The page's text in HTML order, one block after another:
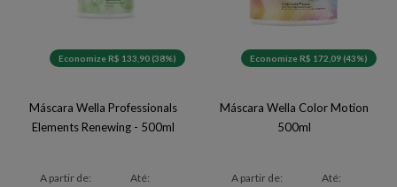
Economize R$ 133,90 (38%)
Máscara Wella Professionals
Elements Renewing - 500ml
A partir de:
Até:
Economize R$ 172,09 (43%)
Máscara Wella Color Motion
500ml
A partir de:
Até: